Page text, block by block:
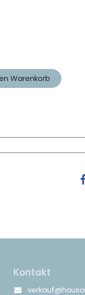
Warenkorb
Kontakt